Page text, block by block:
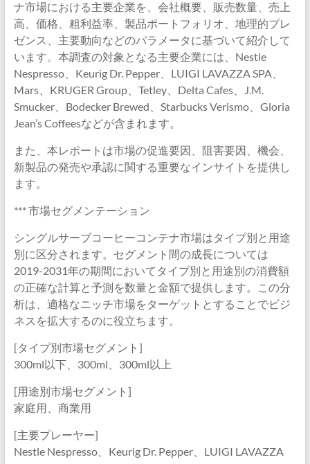
ナ市場における主要企業を、会社概要、販売数量、売上
高、価格、粗利益率、製品ポートフォリオ、地理的プレ
ゼンス、主要動向などのパラメータに基づいて紹介して
います。本調査の対象となる主要企業には、Nestle
Nespresso、Keurig Dr. Pepper、LUIGI LAVAZZA SPA、
Mars、KRUGER Group、Tetley、Delta Cafes、J.M.
Smucker、Bodecker Brewed、Starbucks Verismo、Gloria
Jean’s Coffeesなどが含まれます。
また、本レポートは市場の促進要因、阻害要因、機会、
新製品の発売や承認に関する重要なインサイトを提供し
ます。
*** 市場セグメンテーション
シングルサーブコーヒーコンテナ市場はタイプ別と用途
別に区分されます。セグメント間の成長については
2019-2031年の期間においてタイプ別と用途別の消費額
の正確な計算と予測を数量と金額で提供します。この分
析は、適格なニッチ市場をターゲットとすることでビジ
ネスを拡大するのに役立ちます。
[タイプ別市場セグメント]
300ml以下、300ml、300ml以上
[用途別市場セグメント]
家庭用、商業用
[主要プレーヤー]
Nestle Nespresso、Keurig Dr. Pepper、LUIGI LAVAZZA